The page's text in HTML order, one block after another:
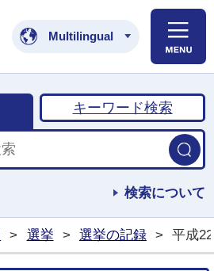
土浦市公式ホームペ
Multilingual
キーワード検索
検索について
> 選挙 > 選挙の記録 > 平成